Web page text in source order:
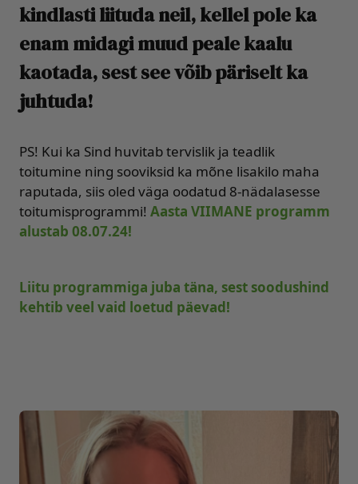
kindlasti liituda neil, kellel pole ka
enam midagi muud peale kaalu
kaotada, sest see võib päriselt ka
juhtuda!
PS! Kui ka Sind huvitab tervislik ja teadlik
toitumine ning sooviksid ka mõne lisakilo maha
raputada, siis oled väga oodatud 8-nädalasesse
toitumisprogrammi! Aasta VIIMANE programm
alustab 08.07.24!
Liitu programmiga juba täna, sest soodushind
kehtib veel vaid loetud päevad!